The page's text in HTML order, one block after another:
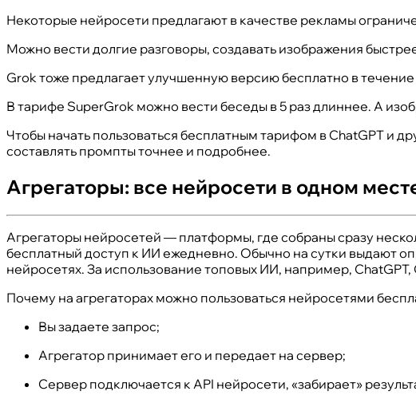
Некоторые нейросети предлагают в качестве рекламы
Можно вести долгие разговоры, создавать изображения
Grok тоже предлагает улучшенную версию бесплатно в течение
В тарифе SuperGrok можно вести беседы в 5 раз длиннее. А
Чтобы начать пользоваться бесплатным тарифом в ChatGPT и
составлять промпты точнее и подробнее.
Агрегаторы: все нейросети в одном
Агрегаторы нейросетей — платформы, где собраны сразу
бесплатный доступ к ИИ ежедневно. Обычно на сутки выдают
нейросетях. За использование топовых ИИ, например,
Почему на агрегаторах можно пользоваться нейросетями
Вы задаете запрос;
Агрегатор принимает его и передает на сервер;
Сервер подключается к API нейросети, «забирает»